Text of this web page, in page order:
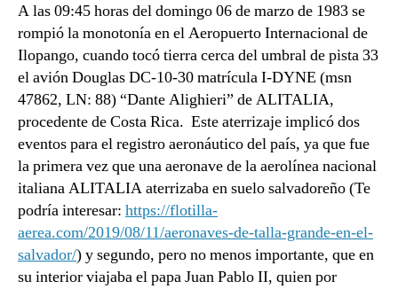
A las 09:45 horas del domingo 06 de marzo de 1983 se
rompió la monotonía en el Aeropuerto Internacional de
Ilopango, cuando tocó tierra cerca del umbral de pista 33
el avión Douglas DC-10-30 matrícula I-DYNE (msn
47862, LN: 88) “Dante Alighieri” de ALITALIA,
procedente de Costa Rica. Este aterrizaje implicó dos
eventos para el registro aeronáutico del país, ya que fue
la primera vez que una aeronave de la aerolínea nacional
italiana ALITALIA aterrizaba en suelo salvadoreño (Te
podría interesar: https://flotilla-
aerea.com/2019/08/11/aeronaves-de-talla-grande-en-el-
salvador/) y segundo, pero no menos importante, que en
su interior viajaba el papa Juan Pablo II, quien por